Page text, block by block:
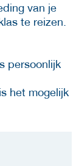
van je
te reizen.
persoonlijk
het mogelijk